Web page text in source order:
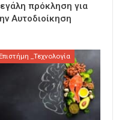
πρόκληση για
Αυτοδιοίκηση
Επιστήμη _Τεχνολογία